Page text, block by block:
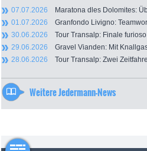
07.07.2026 Maratona dles Dolomites:
01.07.2026 Granfondo Livigno:
30.06.2026 Tour Transalp: Finale
29.06.2026 Gravel Vianden: Mit
28.06.2026 Tour Transalp: Zwei
Weitere Jedermann-News